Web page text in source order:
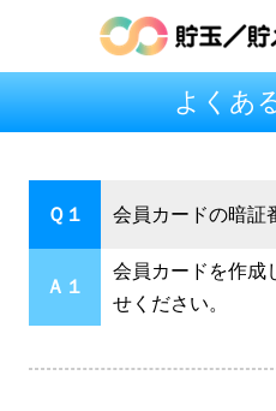
よくあ
Ｑ１ 会員カードの暗証
Ａ１
会員カードを作成
せください。